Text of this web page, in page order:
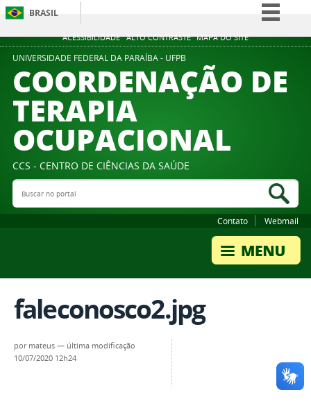
ACESSIBILIDADE ALTO CONTRASTE MAPA DO SITE
BRASIL
Simplifique!
Participe
Acesso à informação
Canais
UNIVERSIDADE FEDERAL DA PARAÍBA - UFPB
COORDENAÇÃO DE
TERAPIA
OCUPACIONAL
CCS - CENTRO DE CIÊNCIAS DA SAÚDE
Buscar no portal
Contato Webmail
faleconosco2.jpg
por mateus — última modificação
10/07/2020 12h24